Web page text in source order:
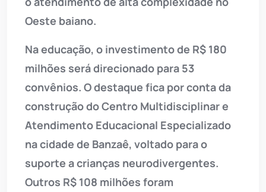
Oeste baiano.
Na educação, o investimento de R$ 180
milhões será direcionado para 53
convênios. O destaque fica por conta da
construção do Centro Multidisciplinar e
Atendimento Educacional Especializado
na cidade de Banzaê, voltado para o
suporte a crianças neurodivergentes.
Outros R$ 108 milhões foram